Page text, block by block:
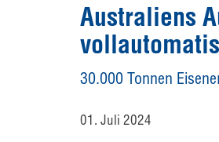
Australiens
30.000 Tonnen
01. Juli 2024